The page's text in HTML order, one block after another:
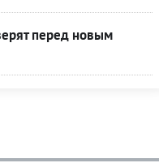
перед новым